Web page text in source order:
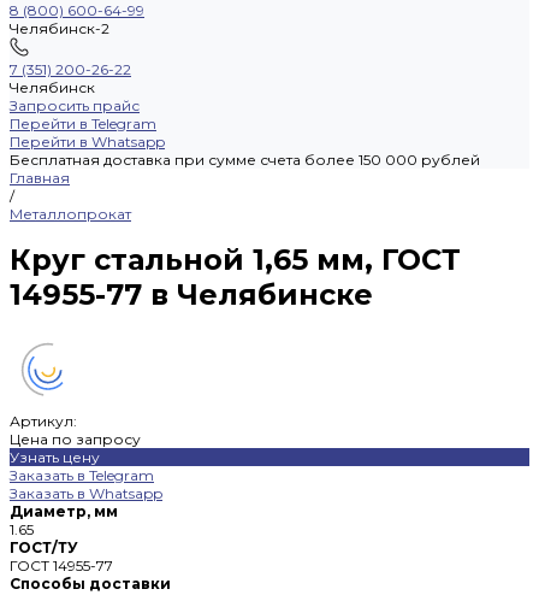
8 (800) 600-64-99
Челябинск-2
7 (351) 200-26-22
Челябинск
Запросить прайс
Перейти в Telegram
Перейти в Whatsapp
Бесплатная доставка при сумме счета более 150 000 рублей
Главная
/
Металлопрокат
Круг стальной 1,65 мм, ГОСТ
14955-77 в Челябинске
Артикул:
Цена по запросу
Узнать цену
Заказать в Telegram
Заказать в Whatsapp
Диаметр, мм
1.65
ГОСТ/ТУ
ГОСТ 14955-77
Способы доставки